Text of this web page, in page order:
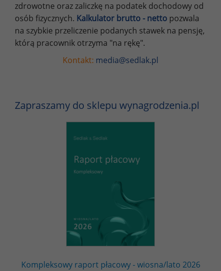
zdrowotne oraz zaliczkę na podatek dochodowy od
osób fizycznych. Kalkulator brutto - netto pozwala
na szybkie przeliczenie podanych stawek na pensję,
którą pracownik otrzyma "na rękę".
Kontakt: media@sedlak.pl
Zapraszamy do sklepu wynagrodzenia.pl
Kompleksowy raport płacowy - wiosna/lato 2026